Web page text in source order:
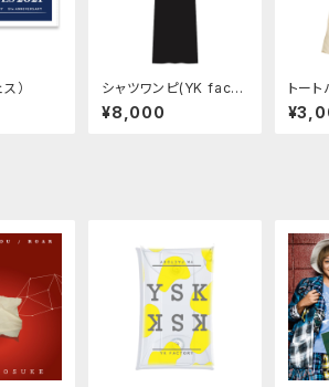
）
シャツワンピ(YK facto
ry)
¥8,000
トート
ト）